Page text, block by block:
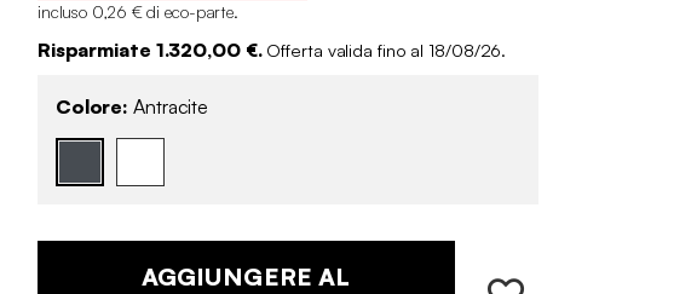
incluso 0,26 € di eco-parte.
Risparmiate 1.320,00 €. Offerta valida fino al 18/08/26.
Colore: Antracite
AGGIUNGERE AL